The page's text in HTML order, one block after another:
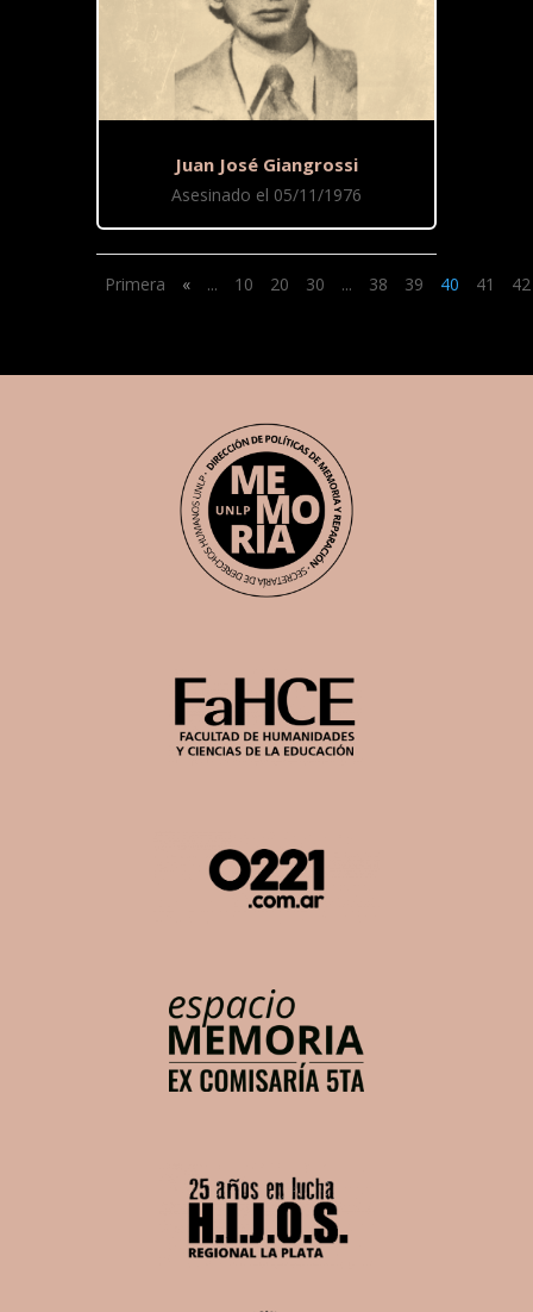
Juan José Giangrossi
Asesinado el 05/11/1976
Primera « ... 10 20 30 ... 38 39 40 41 42